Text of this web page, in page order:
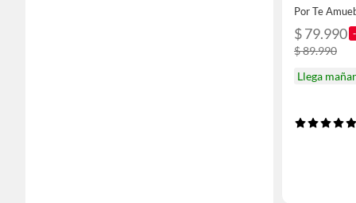
Por Te
$ 79.990
$ 89.990
Llega